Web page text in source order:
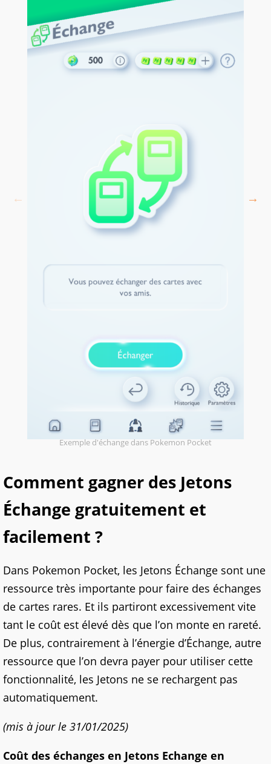
Exemple d'échange dans Pokemon Pocket
Comment gagner des Jetons
Échange gratuitement et
facilement ?
Dans Pokemon Pocket, les Jetons Échange sont une
ressource très importante pour faire des échanges
de cartes rares. Et ils partiront excessivement vite
tant le coût est élevé dès que l’on monte en rareté.
De plus, contrairement à l’énergie d’Échange, autre
ressource que l’on devra payer pour utiliser cette
fonctionnalité, les Jetons ne se rechargent pas
automatiquement.
(mis à jour le 31/01/2025)
Coût des échanges en Jetons Echange en